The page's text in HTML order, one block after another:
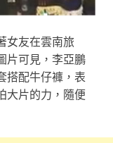
女友在雲南旅
片可見，李亞鵬
搭配牛仔褲，表
大片的力，隨便